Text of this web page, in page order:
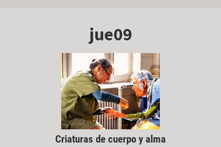
jue09
Criaturas de cuerpo y alma